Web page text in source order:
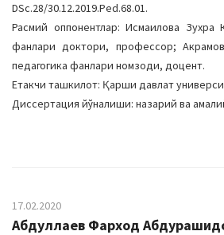
DSc.28/30.12.2019.Ped.68.01.
Расмий оппонентлар: Исмаилова Зухра
фанлари доктори, профессор;
педагогика фанлари номзоди, доцент.
Етакчи ташкилот: Қарши давлат
Диссертация йўналиши: назарий ва
17.02.2020
Абдуллаев Фарход